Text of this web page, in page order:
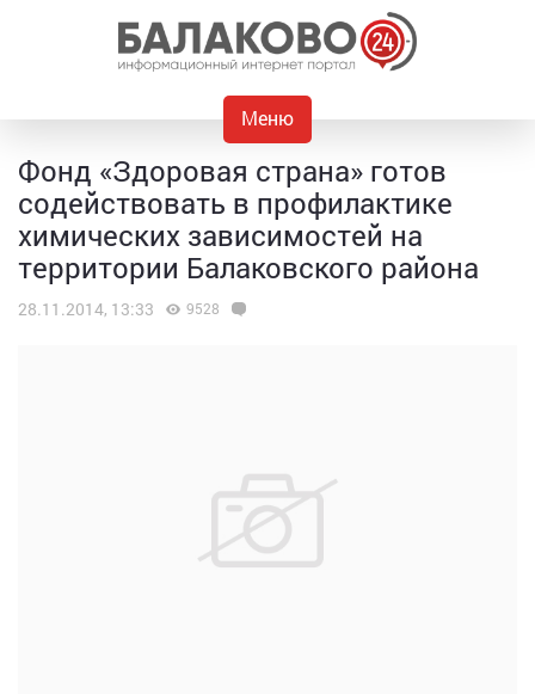
Меню
Фонд «Здоровая страна» готов
содействовать в профилактике
химических зависимостей на
территории Балаковского района
28.11.2014, 13:33 9528